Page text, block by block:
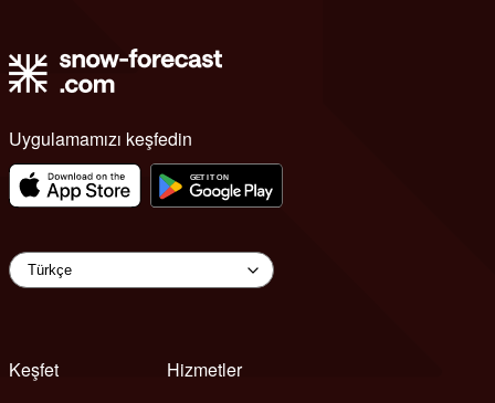
Uygulamamızı keşfedin
Keşfet
Hizmetler